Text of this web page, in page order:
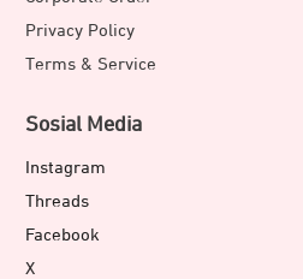
Privacy Policy
Terms & Service
Sosial Media
Instagram
Threads
Facebook
X